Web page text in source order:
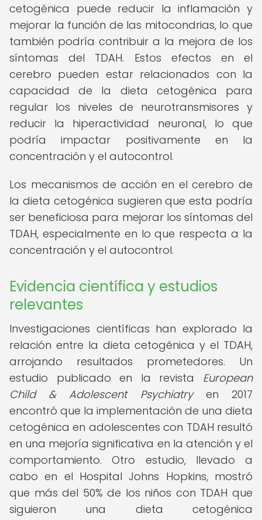
cetogénica puede reducir la inflamación y
mejorar la función de las mitocondrias, lo que
también podría contribuir a la mejora de los
síntomas del TDAH. Estos efectos en el
cerebro pueden estar relacionados con la
capacidad de la dieta cetogénica para
regular los niveles de neurotransmisores y
reducir la hiperactividad neuronal, lo que
podría impactar positivamente en la
concentración y el autocontrol.
Los mecanismos de acción en el cerebro de
la dieta cetogénica sugieren que esta podría
ser beneficiosa para mejorar los síntomas del
TDAH, especialmente en lo que respecta a la
concentración y el autocontrol.
Evidencia científica y estudios
relevantes
Investigaciones científicas han explorado la
relación entre la dieta cetogénica y el TDAH,
arrojando resultados prometedores. Un
estudio publicado en la revista European
Child & Adolescent Psychiatryen 2017
encontró que la implementación de una dieta
cetogénica en adolescentes con TDAH resultó
en una mejoría significativa en la atención y el
comportamiento. Otro estudio, llevado a
cabo en el Hospital Johns Hopkins, mostró
que más del 50% de los niños con TDAH que
siguieron una dieta cetogénica